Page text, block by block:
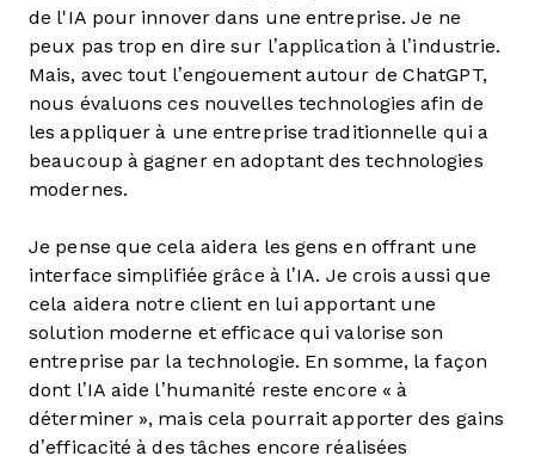
de l'IA pour innover dans une entreprise. Je ne
peux pas trop en dire sur l’application à l’industrie.
Mais, avec tout l’engouement autour de ChatGPT,
nous évaluons ces nouvelles technologies afin de
les appliquer à une entreprise traditionnelle qui a
beaucoup à gagner en adoptant des technologies
modernes.
Je pense que cela aidera les gens en offrant une
interface simplifiée grâce à l’IA. Je crois aussi que
cela aidera notre client en lui apportant une
solution moderne et efficace qui valorise son
entreprise par la technologie. En somme, la façon
dont l’IA aide l’humanité reste encore « à
déterminer », mais cela pourrait apporter des gains
d’efficacité à des tâches encore réalisées